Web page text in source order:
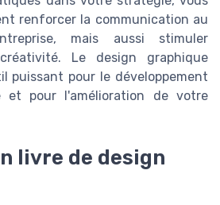
renforcer la communication au
mais aussi stimuler
Le design graphique
puissant pour le développement
et pour l'amélioration de votre
livre de design